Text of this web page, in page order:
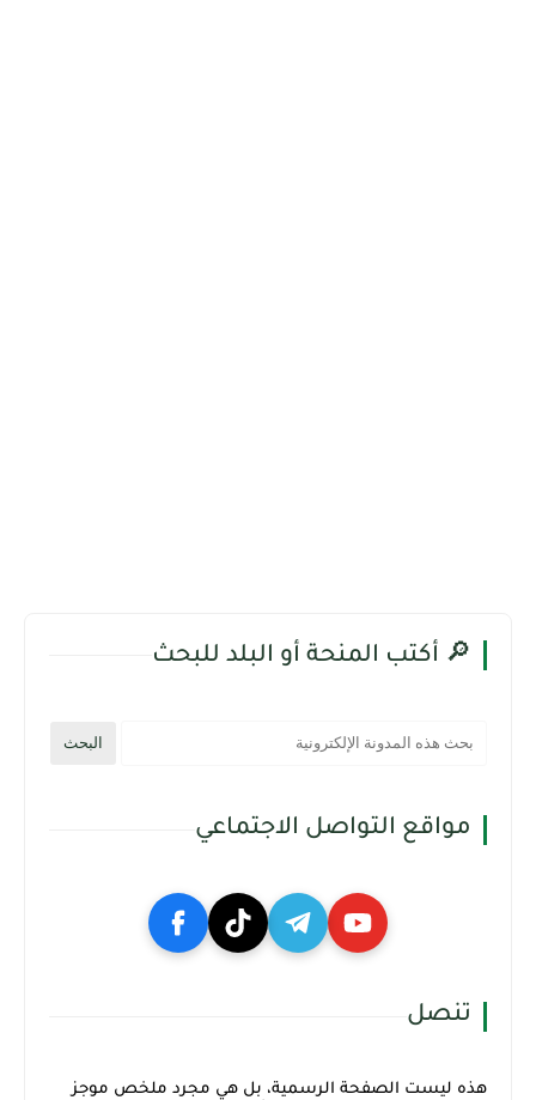
🔎 أكتب المنحة أو البلد للبحث
مواقع التواصل الاجتماعي
تنصل
هذه ليست الصفحة الرسمية، بل هي مجرد ملخص موجز